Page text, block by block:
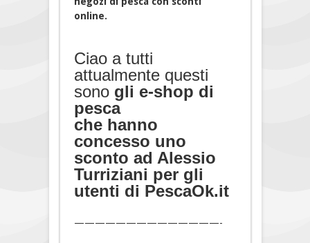
online.
Ciao a tutti
attualmente questi
sono gli e-shop di
pesca
che hanno
concesso uno
sconto ad Alessio
Turriziani per gli
utenti di PescaOk.it
——————————————-